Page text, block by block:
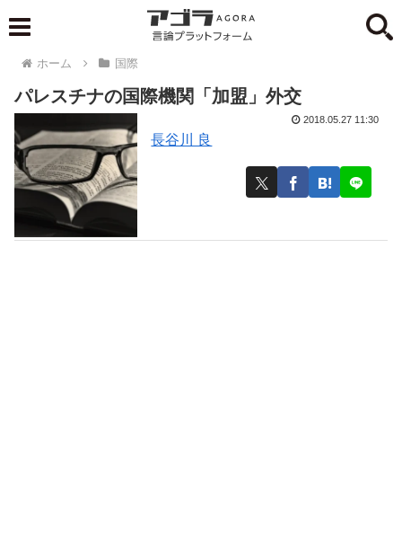
ホーム 国際
パレスチナの国際機関「加盟」外交
長谷川 良
2018.05.27 11:30